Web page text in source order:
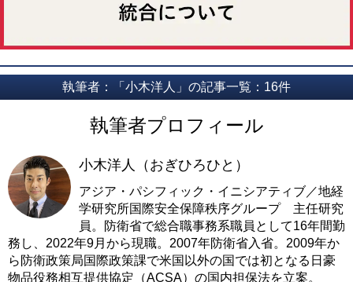
執筆者：「小木洋人」の記事一覧：16件
執筆者プロフィール
小木洋人（おぎひろひと）
アジア・パシフィック・イニシアティブ／地経
学研究所国際安全保障秩序グループ 主任研究
員。防衛省で総合職事務系職員として16年間勤
務し、2022年9月から現職。2007年防衛省入省。2009年か
ら防衛政策局国際政策課で米国以外の国では初となる日豪
物品役務相互提供協定（ACSA）の国内担保法を立案。